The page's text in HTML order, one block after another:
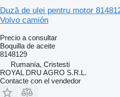
Duză de ulei pentru motor
Volvo camión
Precio a consultar
Boquilla de aceite
8148129
Rumanía, Cristesti
ROYAL DRU AGRO S.R.L.
Contacte con el vendedor